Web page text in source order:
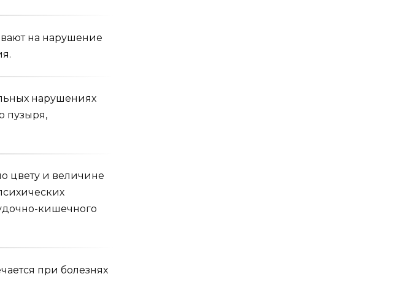
на нарушение
нарушениях
пузыря,
цвету и величине
кишечного
при болезнях